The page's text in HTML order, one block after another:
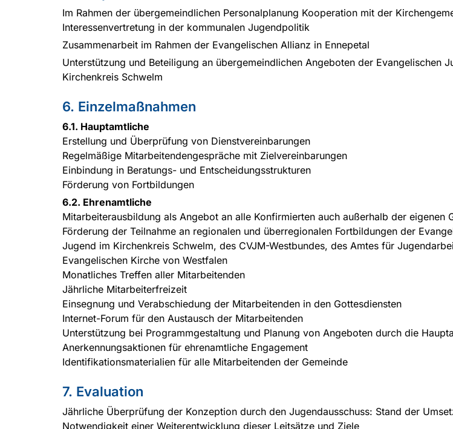
Im Rahmen der übergemeindlichen Personalplanung Kooperation mit der
Interessenvertretung in der kommunalen Jugendpolitik
Zusammenarbeit im Rahmen der Evangelischen Allianz in Ennepetal
Unterstützung und Beteiligung an übergemeindlichen Angeboten der Evangelischen
Kirchenkreis Schwelm
6. Einzelmaßnahmen
6.1. Hauptamtliche
Erstellung und Überprüfung von Dienstvereinbarungen
Regelmäßige Mitarbeitendengespräche mit Zielvereinbarungen
Einbindung in Beratungs- und Entscheidungsstrukturen
Förderung von Fortbildungen
6.2. Ehrenamtliche
Mitarbeiterausbildung als Angebot an alle Konfirmierten auch außerhalb der eigenen
Förderung der Teilnahme an regionalen und überregionalen Fortbildungen der
Jugend im Kirchenkreis Schwelm, des CVJM-Westbundes, des Amtes für
Evangelischen Kirche von Westfalen
Monatliches Treffen aller Mitarbeitenden
Jährliche Mitarbeiterfreizeit
Einsegnung und Verabschiedung der Mitarbeitenden in den Gottesdiensten
Internet-Forum für den Austausch der Mitarbeitenden
Unterstützung bei Programmgestaltung und Planung von Angeboten durch die
Anerkennungsaktionen für ehrenamtliche Engagement
Identifikationsmaterialien für alle Mitarbeitenden der Gemeinde
7. Evaluation
Jährliche Überprüfung der Konzeption durch den Jugendausschuss: Stand der
Notwendigkeit einer Weiterentwicklung dieser Leitsätze und Ziele